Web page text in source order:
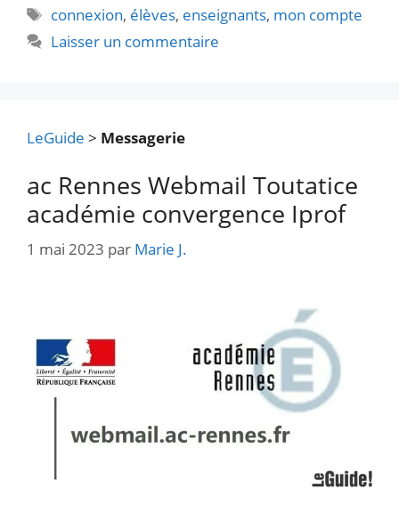
Étiquettes
connexion, élèves, enseignants, mon compte
Laisser un commentaire
LeGuide > Messagerie
ac Rennes Webmail Toutatice
académie convergence Iprof
1 mai 2023 par Marie J.